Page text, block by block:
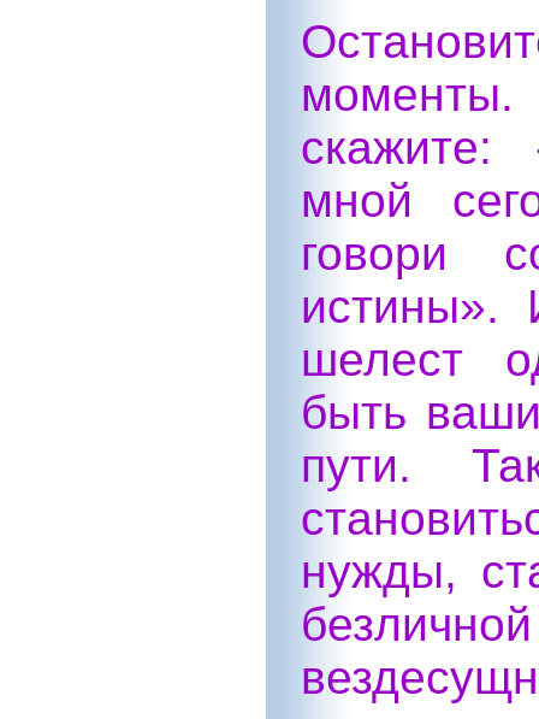
мной
говори
истины».
шелест
быть
пути.
нужды,